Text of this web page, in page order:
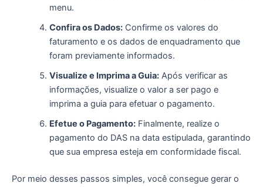
menu.
Confira os Dados:Confirme os valores do
faturamento e os dados de enquadramento que
foram previamente informados.
Visualize e Imprima a Guia:Após verificar as
informações, visualize o valor a ser pago e
imprima a guia para efetuar o pagamento.
Efetue o Pagamento:Finalmente, realize o
pagamento do DAS na data estipulada, garantindo
que sua empresa esteja em conformidade fiscal.
Por meio desses passos simples, você consegue gerar o